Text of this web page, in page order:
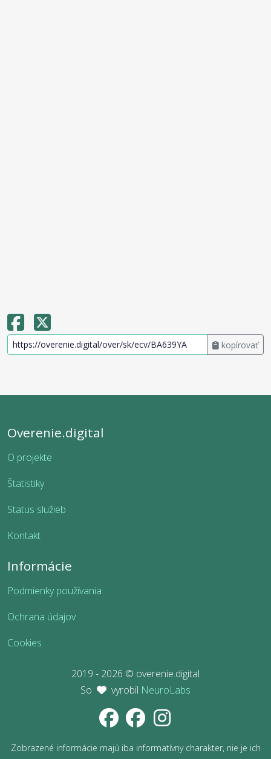
kopírovať
Overenie.digital
O projekte
Štatistiky
Status služieb
Kontakt
Informácie
Podmienky používania
Ochrana údajov
Cookies
2019 - 2026 © overenie.digital
So
vyrobil NeuroLabs
Zobrazené informácie majú iba informatívny charakter, nie je ich